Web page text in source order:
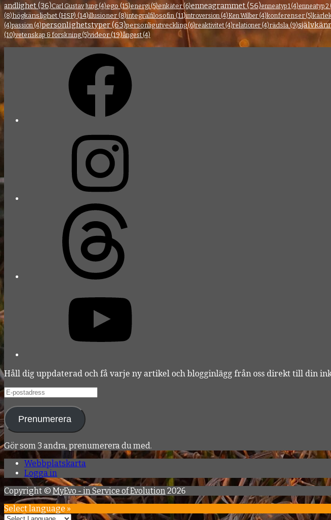
andlighet(36)Carl Gustav Jung (4)ego (15)energi(5)enkäter(6)enneagrammet(56)enneatyp 1(4)enneatyp 2
(8)högkänslighet (HSP) (14)illusioner (8)integralfilosofin (11)introversion (4)Ken Wilber (4)konferenser (5)
(4)passion (4)personlighetstyper(63)personlig utveckling(6)reaktivitet (4)relationer (4)rädsla (9)
(10)vetenskap & forskning (5)videor(19)ångest (4)
Håll dig uppdaterad och få varje ny artikel och blogginlägg från oss direkt till din
E-
postadress
Prenumerera
Gör som 3 andra, prenumerera du med.
Webbplatskarta
Logga in
Copyright © MyEvo - in Service of Evolution 2026
Select language »